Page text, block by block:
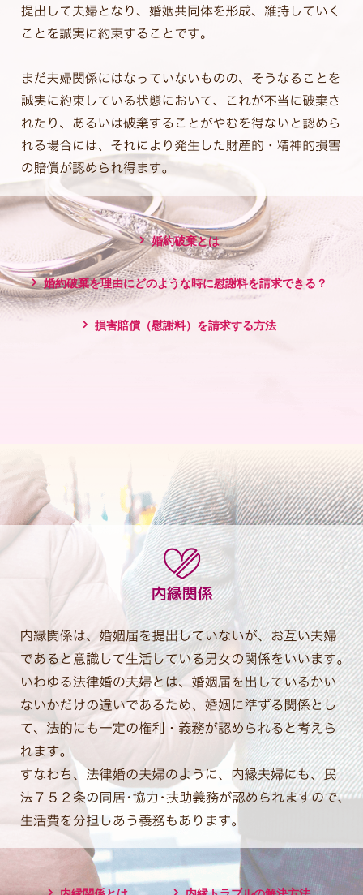
婚約破棄とは
婚約破棄を理由にどのような時に慰謝料を請求できる？
損害賠償（慰謝料）を請求する方法